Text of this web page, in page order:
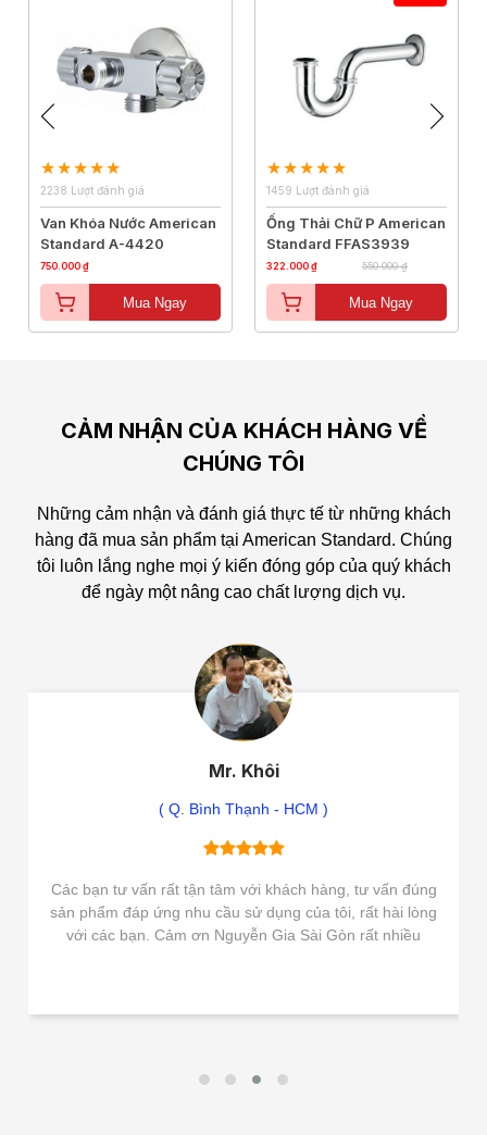
2238 Lượt đánh giá
Van Khóa Nước American
Standard A-4420
750.000 ₫
Mua Ngay
1459 Lượt đánh giá
Ống Thải Chữ P American
Standard FFAS3939
322.000 ₫ 550.000 ₫
Mua Ngay
CẢM NHẬN CỦA KHÁCH HÀNG VỀ
CHÚNG TÔI
Những cảm nhận và đánh giá thực tế từ những khách
hàng đã mua sản phẩm tại American Standard. Chúng
tôi luôn lắng nghe mọi ý kiến đóng góp của quý khách
để ngày một nâng cao chất lượng dịch vụ.
Mr. Khôi
( Q. Bình Thạnh - HCM )
Các bạn tư vấn rất tận tâm với khách hàng, tư vấn đúng
sản phẩm đáp ứng nhu cầu sử dụng của tôi, rất hài lòng
với các bạn. Cảm ơn Nguyễn Gia Sài Gòn rất nhiều